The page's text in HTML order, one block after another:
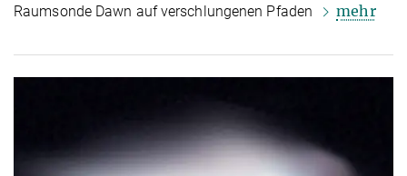
Raumsonde Dawn auf verschlungenen Pfaden
mehr